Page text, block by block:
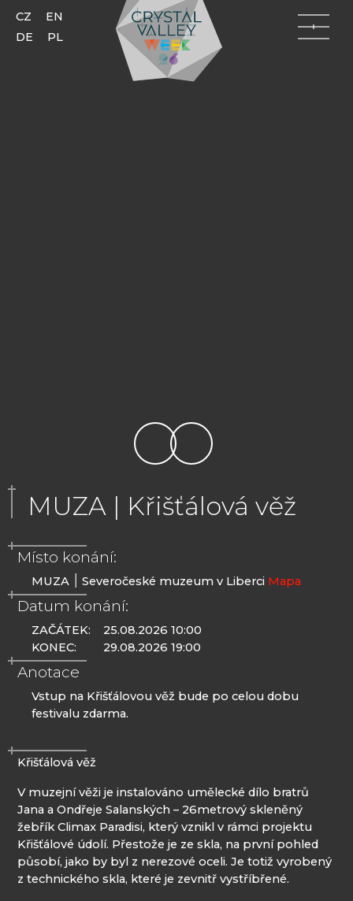
CZ
EN
DE
PL
MUZA | Křišťálová věž
Místo konání:
MUZA ׀ Severočeské muzeum v Liberci Mapa
Datum konání:
ZAČÁTEK:
KONEC:
25.08.2026 10:00
29.08.2026 19:00
Anotace
Vstup na Křišťálovou věž bude po celou dobu
festivalu zdarma.
Křišťálová věž
V muzejní věži je instalováno umělecké dílo bratrů
Jana a Ondřeje Salanských – 26metrový skleněný
žebřík Climax Paradisi, který vznikl v rámci projektu
Křišťálové údolí. Přestože je ze skla, na první pohled
působí, jako by byl z nerezové oceli. Je totiž vyrobený
z technického skla, které je zevnitř vystříbřené.